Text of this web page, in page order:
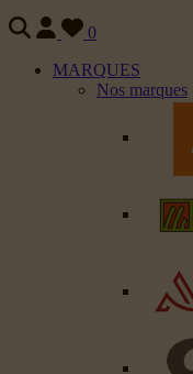
0
MARQUES
Nos marques